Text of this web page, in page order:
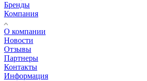
Бренды
Компания
О компании
Новости
Отзывы
Партнеры
Контакты
Информация